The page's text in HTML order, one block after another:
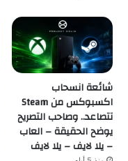
شائعة انسحاب
اكسبوكس من Steam
تتصاعد.. وصاحب التصريح
يوضح الحقيقة – العاب
– يلا لايف – يلا لايف